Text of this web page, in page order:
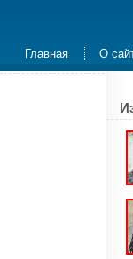
Главная О